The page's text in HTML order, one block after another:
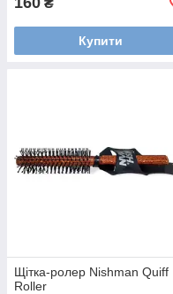
₴
Купити
Щітка-ролер Nishman Quiff
Roller